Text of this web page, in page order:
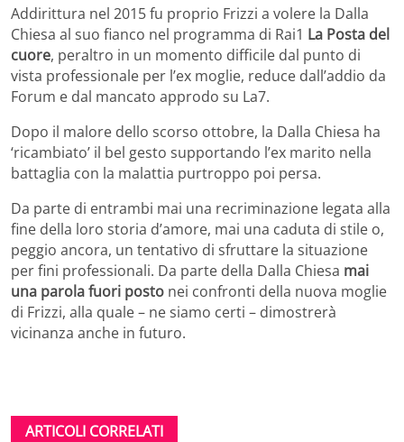
Addirittura nel 2015 fu proprio Frizzi a volere la Dalla
Chiesa al suo fianco nel programma di Rai1 La Posta del
cuore, peraltro in un momento difficile dal punto di
vista professionale per l’ex moglie, reduce dall’addio da
Forum e dal mancato approdo su La7.
Dopo il malore dello scorso ottobre, la Dalla Chiesa ha
‘ricambiato’ il bel gesto supportando l’ex marito nella
battaglia con la malattia purtroppo poi persa.
Da parte di entrambi mai una recriminazione legata alla
fine della loro storia d’amore, mai una caduta di stile o,
peggio ancora, un tentativo di sfruttare la situazione
per fini professionali. Da parte della Dalla Chiesa mai
una parola fuori posto nei confronti della nuova moglie
di Frizzi, alla quale – ne siamo certi – dimostrerà
vicinanza anche in futuro.
ARTICOLI CORRELATI